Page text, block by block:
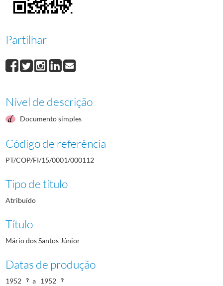
000113
José Pinheiro
000114Zacarias Andias
000116
(...)
Partilhar
Nível de descrição
Documento simples
Código de referência
PT/COP/FI/15/0001/000112
Tipo de título
Atribuído
Título
Mário dos Santos Júnior
Datas de produção
1952 a 1952